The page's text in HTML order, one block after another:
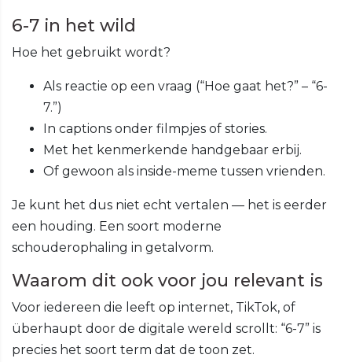
6-7 in het wild
Hoe het gebruikt wordt?
Als reactie op een vraag (“Hoe gaat het?” – “6-
7.”)
In captions onder filmpjes of stories.
Met het kenmerkende handgebaar erbij.
Of gewoon als inside-meme tussen vrienden.
Je kunt het dus niet echt vertalen — het is eerder
een houding. Een soort moderne
schouderophaling in getalvorm.
Waarom dit ook voor jou relevant is
Voor iedereen die leeft op internet, TikTok, of
überhaupt door de digitale wereld scrollt: “6-7” is
precies het soort term dat de toon zet.